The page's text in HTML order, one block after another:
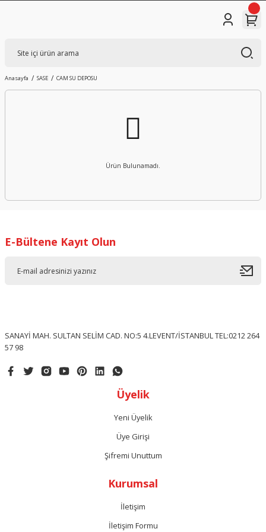
Anasayfa SASE CAM SU DEPOSU
Ürün Bulunamadı.
E-Bültene Kayıt Olun
SANAYİ MAH. SULTAN SELİM CAD. NO:5 4.LEVENT/İSTANBUL TEL:0212 264
57 98
Üyelik
Yeni Üyelik
Üye Girişi
Şifremi Unuttum
Kurumsal
İletişim
İletişim Formu